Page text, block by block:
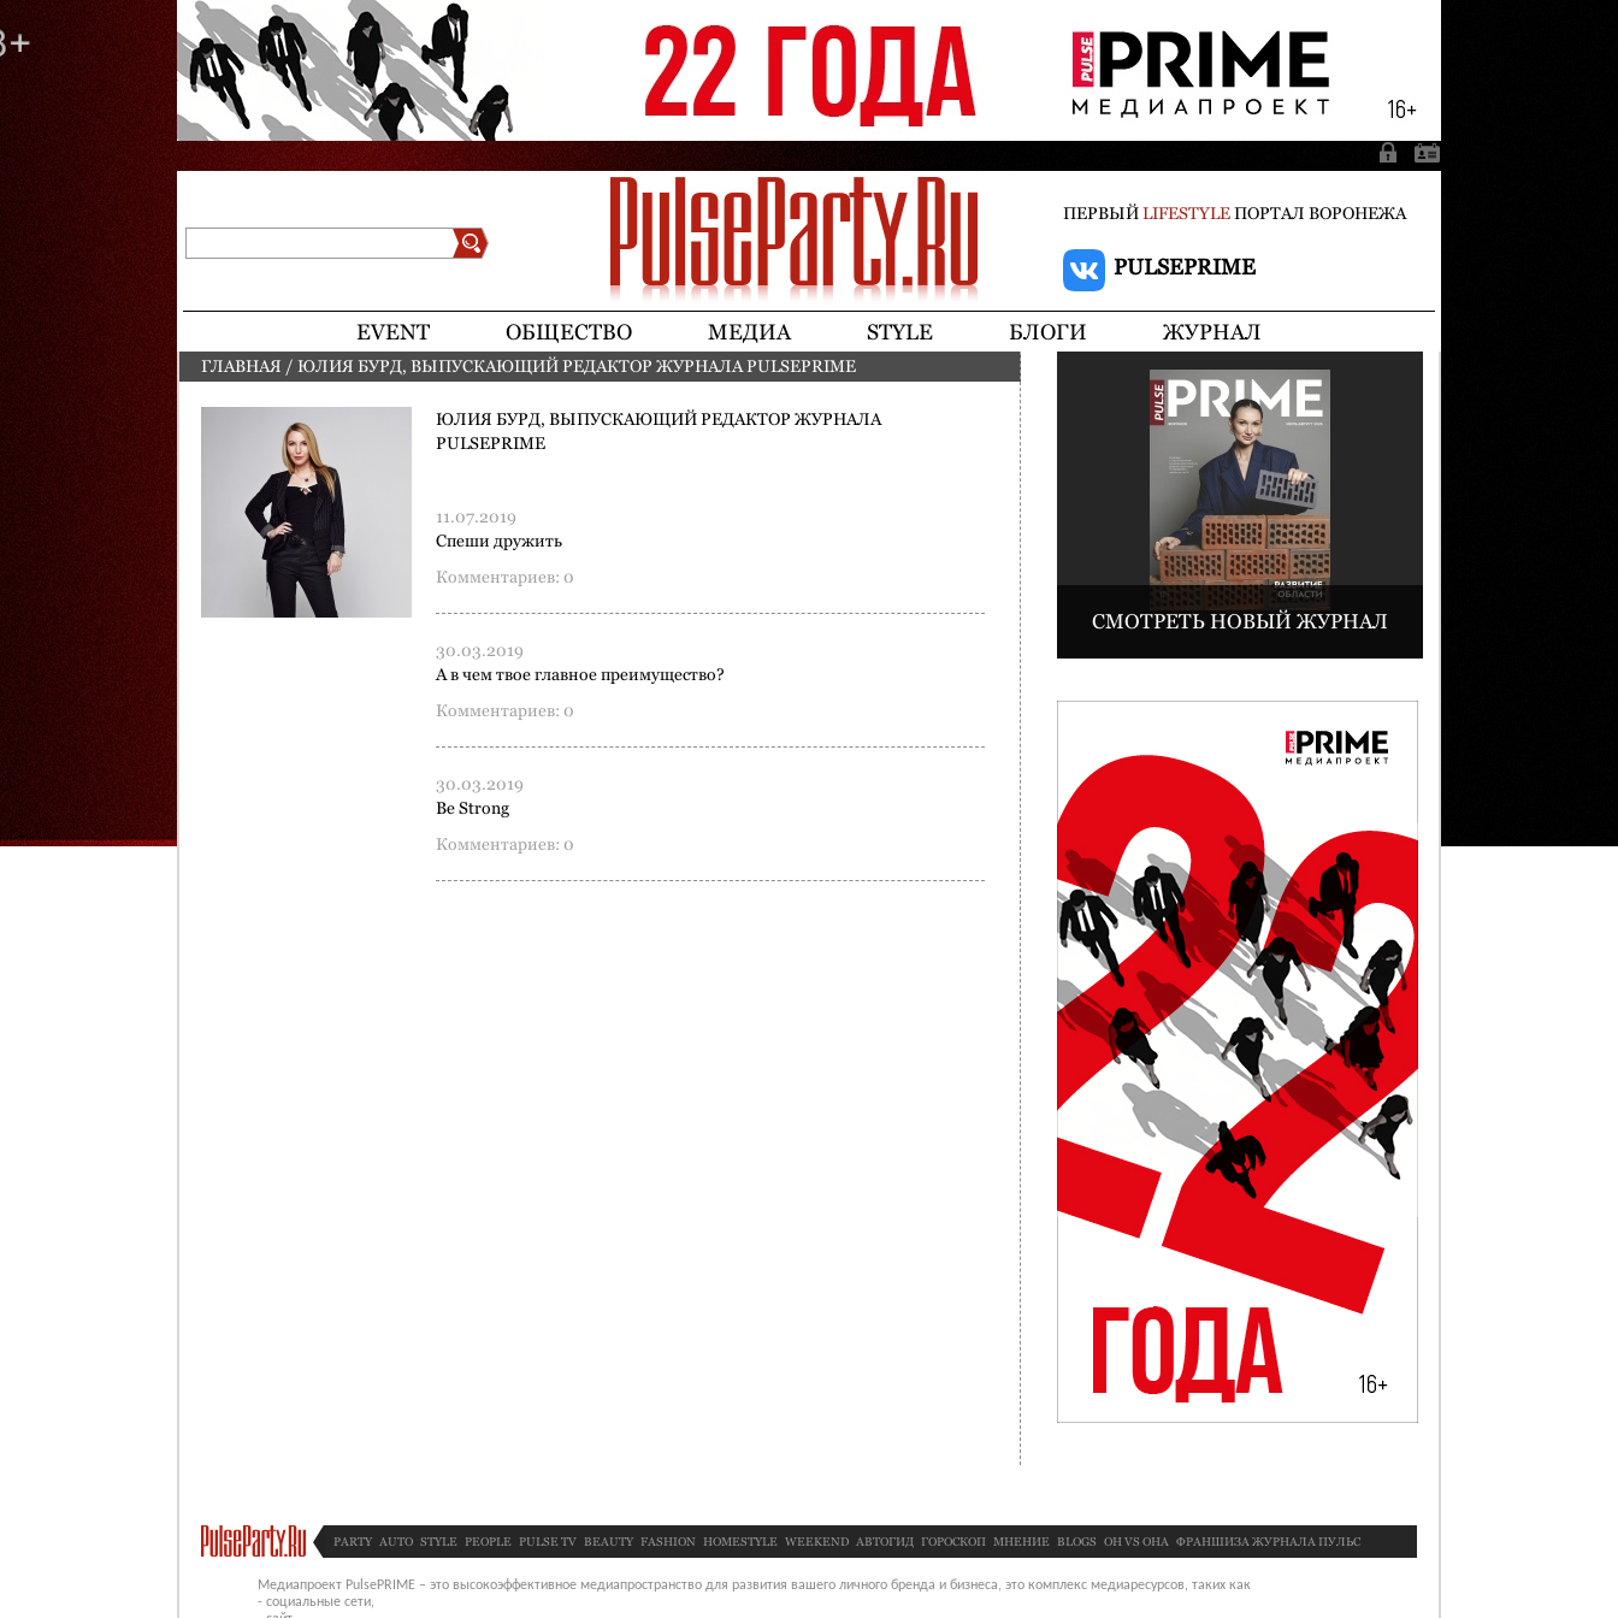
ПЕРВЫЙLIFESTYLEПОРТАЛ ВОРОНЕЖА
PULSEPRIME
EVENT ОБЩЕСТВО МЕДИА STYLE БЛОГИ ЖУРНАЛ
ВЫ ЗДЕСЬ
ГЛАВНАЯ / ЮЛИЯ БУРД, ВЫПУСКАЮЩИЙ РЕДАКТОР ЖУРНАЛА PULSEPRIME
ЮЛИЯ БУРД, ВЫПУСКАЮЩИЙ РЕДАКТОР ЖУРНАЛА
PULSEPRIME
11.07.2019
Спеши дружить
Комментариев: 0
30.03.2019
А в чем твое главное преимущество?
Комментариев: 0
30.03.2019
Be Strong
Комментариев: 0
СМОТРЕТЬ НОВЫЙ ЖУРНАЛ
PARTY AUTO STYLE PEOPLE PULSE TV BEAUTY FASHION HOMESTYLE WEEKEND АВТОГИД ГОРОСКОП МНЕНИЕ BLOGS OН VS ОНА ФРАНШИЗА ЖУРНАЛА ПУЛЬС
Медиапроект PulsePRIME – это высокоэффективное медиапространство для развития вашего личного бренда и бизнеса, это комплекс медиаресурсов, таких как
- социальные сети,